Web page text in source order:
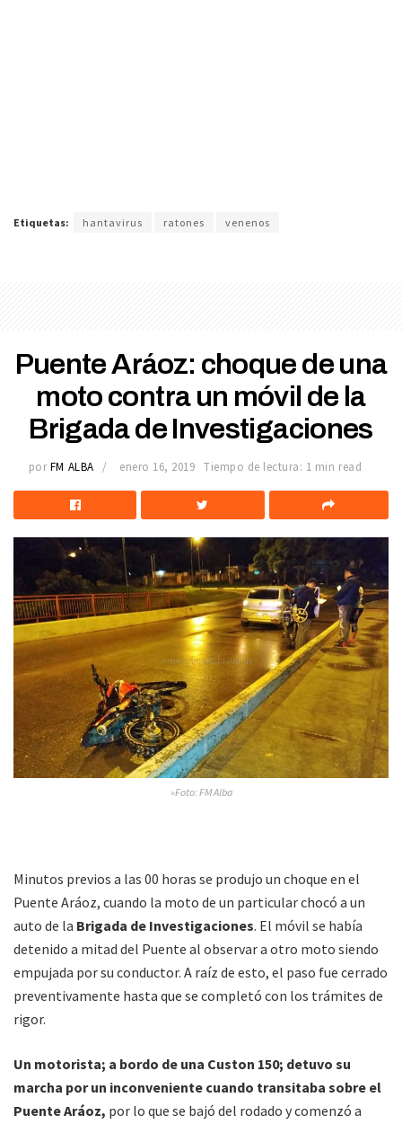
Etiquetas: hantavirus ratones venenos
Puente Aráoz: choque de una
moto contra un móvil de la
Brigada de Investigaciones
por FM ALBA enero 16, 2019 Tiempo de lectura: 1 min read
»Foto: FM Alba
Minutos previos a las 00 horas se produjo un choque en el
Puente Aráoz, cuando la moto de un particular chocó a un
auto de la Brigada de Investigaciones. El móvil se había
detenido a mitad del Puente al observar a otro moto siendo
empujada por su conductor. A raíz de esto, el paso fue cerrado
preventivamente hasta que se completó con los trámites de
rigor.
Un motorista; a bordo de una Custon 150; detuvo su
marcha por un inconveniente cuando transitaba sobre el
Puente Aráoz, por lo que se bajó del rodado y comenzó a